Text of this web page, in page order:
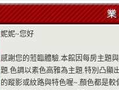
妮妮~您好
感謝您的蒞臨體驗.本館因每房主題
題.色調以素色高雅為主題.特別凸顯
的蹤影或紋路與特色喔~.顏色都是